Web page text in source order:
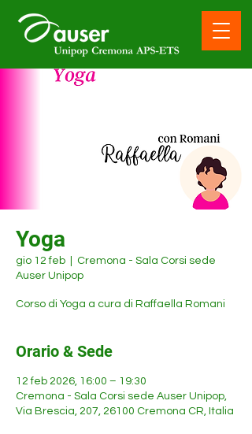
Yoga
gio 12 feb
Cremona - Sala Corsi sede
Auser Unipop
Corso di Yoga a cura di Raffaella Romani
Orario & Sede
12 feb 2026, 16:00 – 19:30
Cremona - Sala Corsi sede Auser Unipop,
Via Brescia, 207, 26100 Cremona CR, Italia